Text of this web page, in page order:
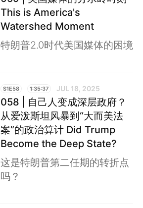
This is America's
Watershed Moment
特朗普2.0时代美国媒体的困境
S1E58 1:35:37 JUL 18, 2025
058 | 自己人变成深层政府？
从爱泼斯坦风暴到“大而美法
案”的政治算计 Did Trump
Become the Deep State?
这是特朗普第二任期的转折点
吗？